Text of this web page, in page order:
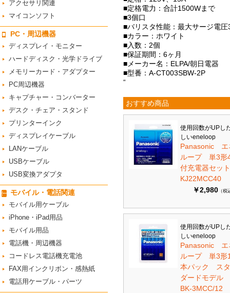
アクセサリ関連
マイコンソフト
PC・周辺機器
ディスプレイ・モニター
ハードディスク・光学ドライブ
メモリーカード・アダプター
PC周辺機器
キャプチャー・コンバーター
デスク・チェア・スタンド
プリンターインク
ディスプレイケーブル
LANケーブル
USBケーブル
USB変換アダプタ
モバイル・電話関連
モバイル用ケーブル
iPhone・iPad用品
モバイル用品
電話機・周辺機器
コードレス電話機充電池
FAX用インクリボン・感熱紙
電話用ケーブル・パーツ
■定格電力：合計1500Wまで
■3個口
■バリスタ性能：最大サージ電圧
■カラー：ホワイト
■入数：2個
■保証期間：6ヶ月
■メーカー名：ELPA/朝日電器
■型番：A-CT003SBW-2P
“
おすすめ商品
使用回数がUPし
しいeneloop
Panasonic エ
ループ 単3形
付充電器セッ
KJ22MCC40
￥2,980 （税
使用回数がUPし
しいeneloop
Panasonic エ
ループ 単3形
本パック ス
ダードモデル
BK-3MCC/12